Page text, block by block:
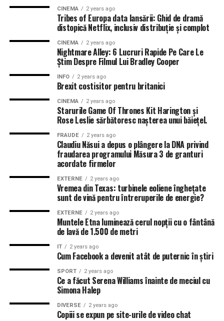
CINEMA 2 years ago
Tribes of Europa data lansării: Ghid de dramă
distopică Netflix, inclusiv distribuție și complot
CINEMA 2 years ago
Nightmare Alley: 6 Lucruri Rapide Pe Care Le
Știm Despre Filmul Lui Bradley Cooper
INFO 2 years ago
Brexit costisitor pentru britanici
CINEMA 2 years ago
Starurile Game Of Thrones Kit Harington și
Rose Leslie sărbătoresc nașterea unui băiețel.
FRAUDE 2 years ago
Claudiu Năsui a depus o plângere la DNA privind
fraudarea programului Măsura 3 de granturi
acordate firmelor
EXTERNE 2 years ago
Vremea din Texas: turbinele eoliene înghețate
sunt de vină pentru întreruperile de energie?
EXTERNE 2 years ago
Muntele Etna luminează cerul nopții cu o fântână
de lavă de 1.500 de metri
IT 2 years ago
Cum Facebook a devenit atât de puternic în știri
SPORT 2 years ago
Ce a făcut Serena Williams înainte de meciul cu
Simona Halep
DIVERSE 2 years ago
Copiii se expun pe site-urile de video chat